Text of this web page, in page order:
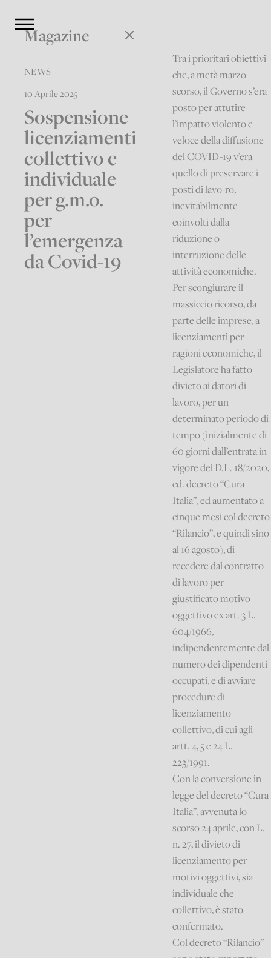
Magazine
NEWS
10 Aprile 2025
Sospensione
licenziamenti
collettivo e
individuale
per g.m.o.
per
l’emergenza
da Covid-19
Tra i prioritari obiettivi
che, a metà marzo
scorso, il Governo s’era
posto per attutire
l’impatto violento e
veloce della diffusione
del COVID-19 v’era
quello di preservare i
posti di lavo-ro,
inevitabilmente
coinvolti dalla
riduzione o
interruzione delle
attività economiche.
Per scongiurare il
massiccio ricorso, da
parte delle imprese, a
licenziamenti per
ragioni economiche, il
Legislatore ha fatto
divieto ai datori di
lavoro, per un
determinato periodo di
tempo (inizialmente di
60 giorni dall’entrata in
vigore del D.L. 18/2020,
cd. decreto “Cura
Italia”, ed aumentato a
cinque mesi col decreto
“Rilancio”, e quindi sino
al 16 agosto), di
recedere dal contratto
di lavoro per
giustificato motivo
oggettivo ex art. 3 L.
604/1966,
indipendentemente dal
numero dei dipendenti
occupati, e di avviare
procedure di
licenziamento
collettivo, di cui agli
artt. 4, 5 e 24 L.
223/1991.
Con la conversione in
legge del decreto “Cura
Italia”, avvenuta lo
scorso 24 aprile, con L.
n. 27, il divieto di
licenziamento per
motivi oggettivi, sia
individuale che
collettivo, è stato
confermato.
Col decreto “Rilancio”